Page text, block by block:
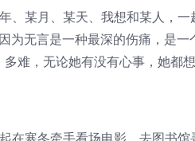
某月、某天、我想和某人，一
为无言是一种最深的伤痛，是
多难，无论她有没有心事，她都